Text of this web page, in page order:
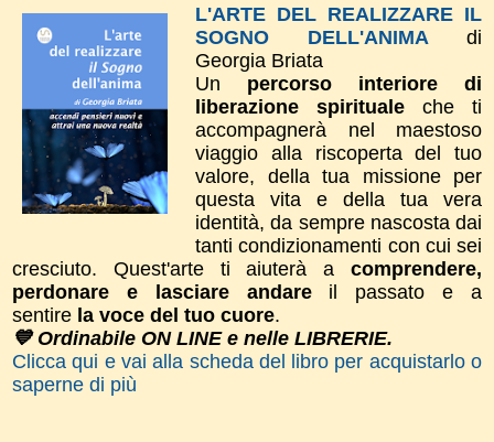
L'ARTE DEL REALIZZARE IL
SOGNO DELL'ANIMA
di
Georgia Briata
Un percorso interiore di
liberazione spirituale che ti
accompagnerà nel maestoso
viaggio alla riscoperta del tuo
valore, della tua missione per
questa vita e della tua vera
identità, da sempre nascosta dai
tanti condizionamenti con cui sei
cresciuto. Quest'arte ti aiuterà a comprendere,
perdonare e lasciare andareil passato e a
sentire la voce del tuo cuore.
💙 Ordinabile ON LINE e nelle LIBRERIE.
Clicca qui e vai alla scheda del libro per acquistarlo o
saperne di più